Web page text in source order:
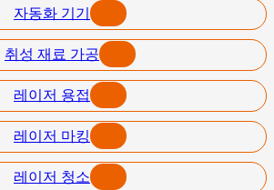
자동화 기기
취성 재료 가공
레이저 용접
레이저 마킹
레이저 청소